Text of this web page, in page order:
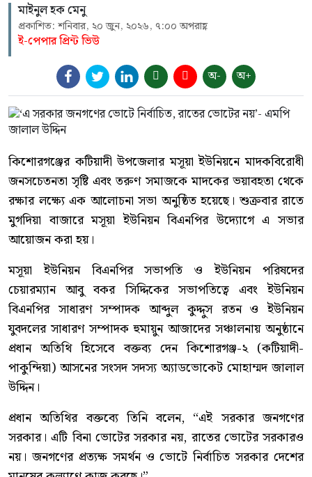
মাইনুল হক মেনু
প্রকাশিত: শনিবার, ২০ জুন, ২০২৬, ৭:০০ অপরাহ্ণ
ই-পেপার প্রিন্ট ভিউ
অ-
অ+
কিশোরগঞ্জের কটিয়াদী উপজেলার মসূয়া ইউনিয়নে মাদকবিরোধী
জনসচেতনতা সৃষ্টি এবং তরুণ সমাজকে মাদকের ভয়াবহতা থেকে
রক্ষার লক্ষ্যে এক আলোচনা সভা অনুষ্ঠিত হয়েছে। শুক্রবার রাতে
মুগদিয়া বাজারে মসূয়া ইউনিয়ন বিএনপির উদ্যোগে এ সভার
আয়োজন করা হয়।
মসূয়া ইউনিয়ন বিএনপির সভাপতি ও ইউনিয়ন পরিষদের
চেয়ারম্যান আবু বকর সিদ্দিকের সভাপতিত্বে এবং ইউনিয়ন
বিএনপির সাধারণ সম্পাদক আব্দুল কুদ্দুস রতন ও ইউনিয়ন
যুবদলের সাধারণ সম্পাদক হুমায়ুন আজাদের সঞ্চালনায় অনুষ্ঠানে
প্রধান অতিথি হিসেবে বক্তব্য দেন কিশোরগঞ্জ-২ (কটিয়াদী-
পাকুন্দিয়া) আসনের সংসদ সদস্য অ্যাডভোকেট মোহাম্মদ জালাল
উদ্দিন।
প্রধান অতিথির বক্তব্যে তিনি বলেন, “এই সরকার জনগণের
সরকার। এটি বিনা ভোটের সরকার নয়, রাতের ভোটের সরকারও
নয়। জনগণের প্রত্যক্ষ সমর্থন ও ভোটে নির্বাচিত সরকার দেশের